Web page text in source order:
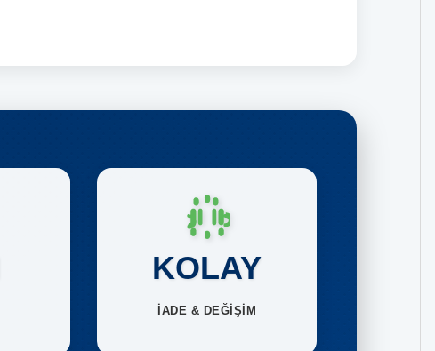
KOLAY
İADE & DEĞİŞİM